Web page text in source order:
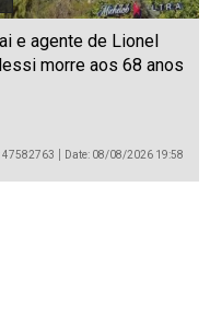
e agente de Lionel
morre aos 68 anos
47582763 Date: 08/08/2026 19:58